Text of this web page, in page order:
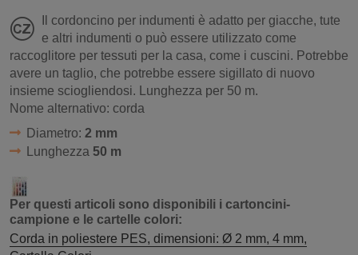
Il cordoncino per indumenti è adatto per giacche, tute
e altri indumenti o può essere utilizzato come
raccoglitore per tessuti per la casa, come i cuscini. Potrebbe
avere un taglio, che potrebbe essere sigillato di nuovo
insieme sciogliendosi. Lunghezza per 50 m.
Nome alternativo: corda
Diametro: 2 mm
Lunghezza 50 m
Per questi articoli sono disponibili i cartoncini-
campione e le cartelle colori:
Corda in poliestere PES, dimensioni: Ø 2 mm, 4 mm,